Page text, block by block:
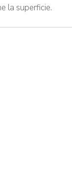
la superficie.